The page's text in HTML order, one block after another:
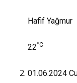
Hafif Yağmur
22°C
01.06.2024